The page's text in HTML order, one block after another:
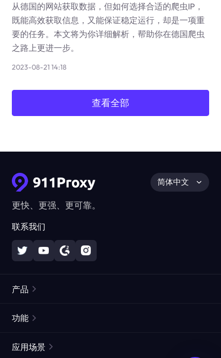
从德国的网站获取数据，但如何选择合适的爬虫IP，
既能高效获取信息，又能保证稳定运行，却是一项重
要的任务。本文将为你详细解析，帮助你在德国爬虫
之路上更进一步。
2023-08-21 14:18
查看全部
更快、更强、更可靠。
联系我们
简体中文
产品
静态住宅代理
功能
应用场景